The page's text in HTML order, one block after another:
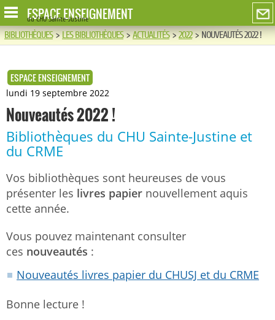
ESPACE ENSEIGNEMENT
du CHU Sainte-Justine
BIBLIOTHÈQUES>LES BIBLIOTHÈQUES>ACTUALITÉS>2022>NOUVEAUTÉS 2022 !
ESPACE ENSEIGNEMENT
lundi 19 septembre 2022
Nouveautés 2022 !
Bibliothèques du CHU Sainte-Justine et
du CRME
Vos bibliothèques sont heureuses de vous
présenter les livres papier nouvellement aquis
cette année.
Vous pouvez maintenant consulter
ces nouveautés :
Nouveautés livres papier du CHUSJ et du CRME
Bonne lecture !